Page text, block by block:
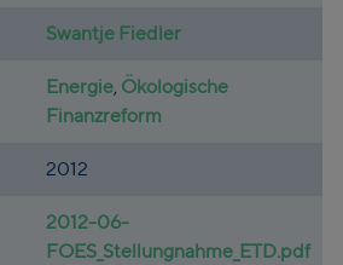
Swantje Fiedler
Energie, Ökologische
Finanzreform
2012
2012-06-
FOES_Stellungnahme_ETD.pdf